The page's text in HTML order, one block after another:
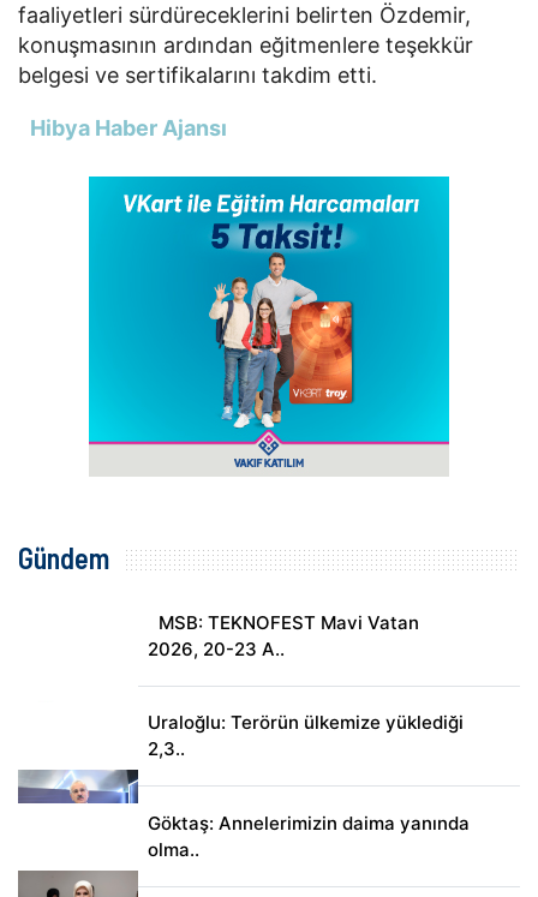
faaliyetleri sürdüreceklerini belirten Özdemir,
konuşmasının ardından eğitmenlere teşekkür
belgesi ve sertifikalarını takdim etti.
Hibya Haber Ajansı
Gündem
MSB: TEKNOFEST Mavi Vatan
2026, 20-23 A..
Uraloğlu: Terörün ülkemize yüklediği
2,3..
Göktaş: Annelerimizin daima yanında
olma..